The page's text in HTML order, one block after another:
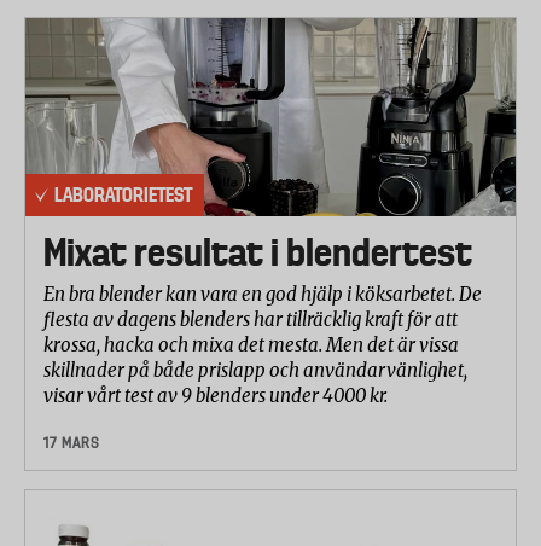
LABORATORIETEST
Mixat resultat i blendertest
En bra blender kan vara en god hjälp i köksarbetet. De
flesta av dagens blenders har tillräcklig kraft för att
krossa, hacka och mixa det mesta. Men det är vissa
skillnader på både prislapp och användarvänlighet,
visar vårt test av 9 blenders under 4000 kr.
17 MARS